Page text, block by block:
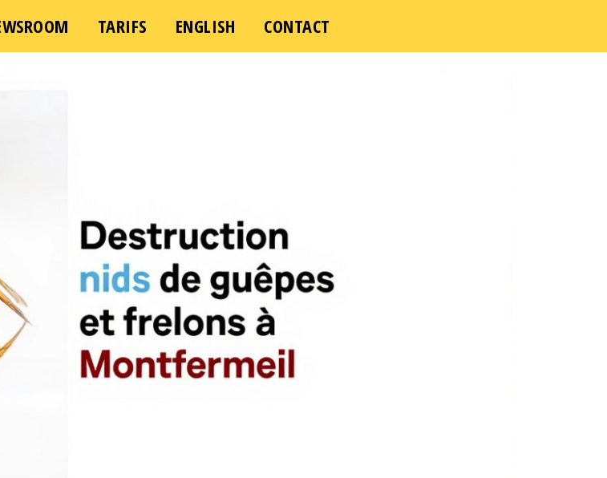
TARIFS ENGLISH
CONTACT